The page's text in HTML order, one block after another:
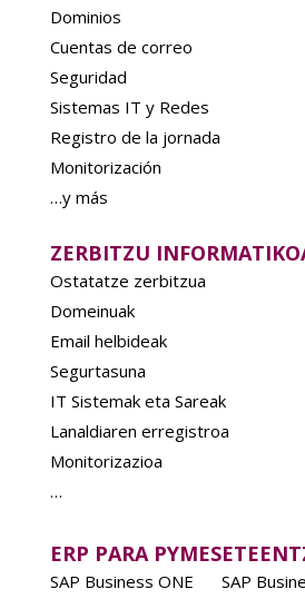
Dominios
Cuentas de correo
Seguridad
Sistemas IT y Redes
Registro de la jornada
Monitorización
…y más
ZERBITZU
Ostatatze zerbitzua
Domeinuak
Email helbideak
Segurtasuna
IT Sistemak eta Sareak
Lanaldiaren erregistroa
Monitorizazioa
…
ERP PARA PYMES
SAP Business ONE SAP